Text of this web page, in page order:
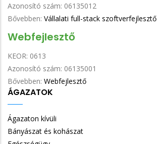
Azonosító szám: 06135012
Bővebben: Vállalati full-stack szoftverfejlesztő
Webfejlesztő
KEOR: 0613
Azonosító szám: 06135001
Bővebben: Webfejlesztő
ÁGAZATOK
Ágazaton kívüli
Bányászat és kohászat